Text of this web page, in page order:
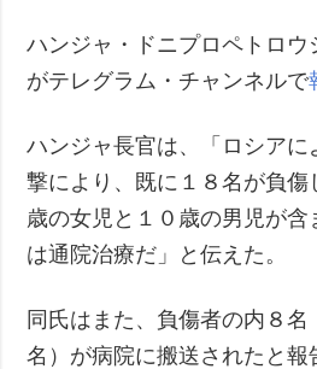
インタビュー
写真
ハンジャ・ドニプロペトロウ
がテレグラム・チャンネルで
ハンジャ長官は、「ロシア
撃により、既に１８名が負傷
歳の女児と１０歳の男児が含
は通院治療だ」と伝えた。
同氏はまた、負傷者の内８名
名）が病院に搬送されたと報